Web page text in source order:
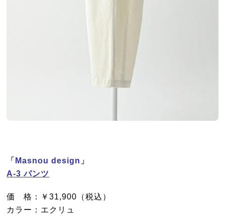
「Masnou design」
A-3 パンツ
価 格：￥31,900（税込）
カラー：エクリュ